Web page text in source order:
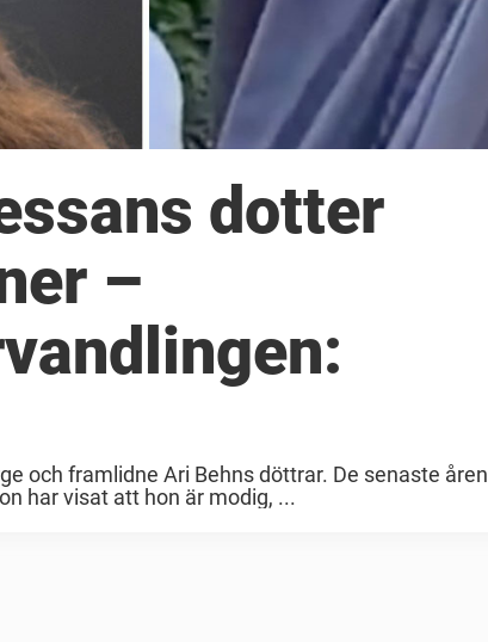
dotter
–
och framlidne Ari Behns döttrar. De senaste åren
har visat att hon är modig, ...